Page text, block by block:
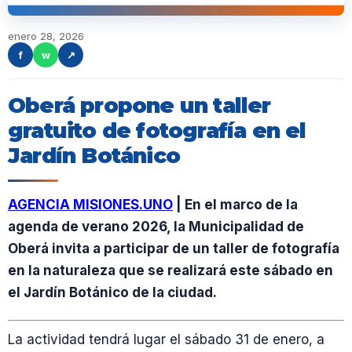
enero 28, 2026
f
w ↗
Oberá propone un taller
gratuito de fotografía en el
Jardín Botánico
AGENCIA MISIONES.UNO | En el marco de la
agenda de verano 2026, la Municipalidad de
Oberá invita a participar de un taller de fotografía
en la naturaleza que se realizará este sábado en
el Jardín Botánico de la ciudad.
La actividad tendrá lugar el sábado 31 de enero, a